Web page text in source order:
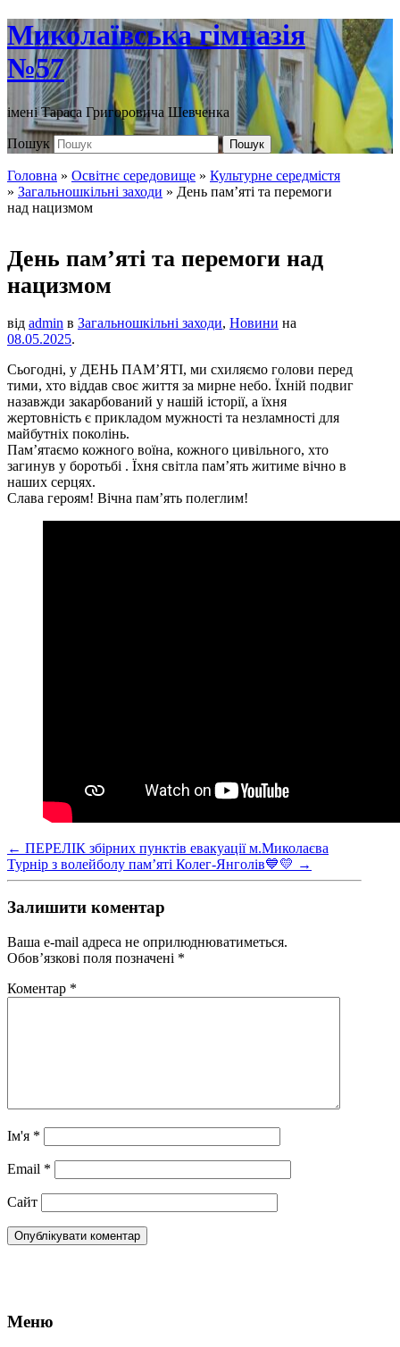
Миколаївська гімназія
№57
імені Тараса Григоровича Шевченка
Пошук Пошук
Головна » Освітнє середовище » Культурне середмістя
» Загальношкільні заходи » День пам’яті та перемоги
над нацизмом
Меню
День пам’яті та перемоги над
нацизмом
від admin в Загальношкільні заходи, Новини на
08.05.2025.
Сьогодні, у ДЕНЬ ПАМ’ЯТІ, ми схиляємо голови перед
тими, хто віддав своє життя за мирне небо. Їхній подвиг
назавжди закарбований у нашій історії, а їхня
жертовність є прикладом мужності та незламності для
майбутніх поколінь.
Пам’ятаємо кожного воїна, кожного цивільного, хто
загинув у боротьбі . Їхня світла пам’ять житиме вічно в
наших серцях.
Слава героям! Вічна пам’ять полеглим!
← ПЕРЕЛІК збірних пунктів евакуації м.Миколаєва
Турнір з волейболу пам’яті Колег-Янголів💙💛 →
Залишити коментар
Ваша e-mail адреса не оприлюднюватиметься.
Обов’язкові поля позначені *
Коментар *
Ім'я *
Email *
Сайт